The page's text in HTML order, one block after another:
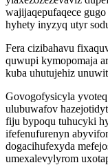
wajijaqepufaqece
hyhety inyzyq utyr
Fera cizibahavu
quwupi kymopomaja
kuba uhutujehiz
Govogofysicyla
ulubuwafov
fiju bypoqu tuhucyki
ifefenufurenyn
dogacihufexyda
umexalevylyrom